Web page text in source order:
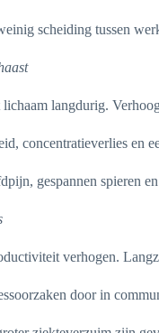
scheiding tussen
langdurig.
concentratieverlies en
gespannen spieren
verhogen.
door in